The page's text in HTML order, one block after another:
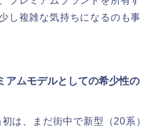
し複雑な気持ちになるのも事
アムモデルとしての希少性の
は、まだ街中で新型（20系）